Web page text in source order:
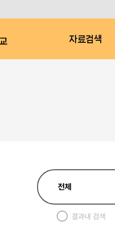
자료검색
결과내 검색